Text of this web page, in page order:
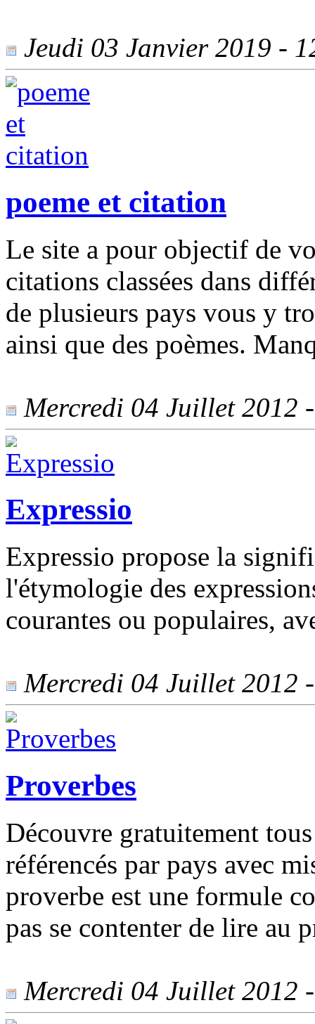
Jeudi 03 Janvier 2019 -
poeme et citation
Le site a pour objectif de
citations classées dans
de plusieurs pays vous y
ainsi que des poèmes.
Mercredi 04 Juillet 2012
Expressio
Expressio propose la
l'étymologie des
courantes ou populaires,
Mercredi 04 Juillet 2012
Proverbes
Découvre gratuitement
référencés par pays avec
proverbe est une formule
pas se contenter de lire au
Mercredi 04 Juillet 2012